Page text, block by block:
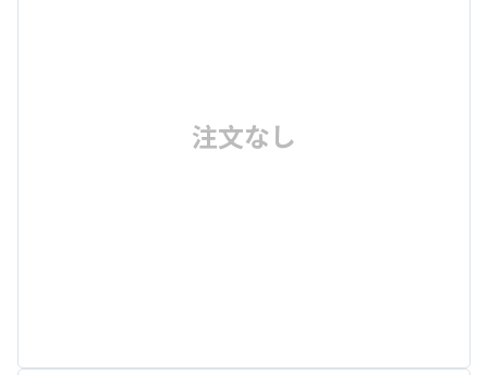
注文なし